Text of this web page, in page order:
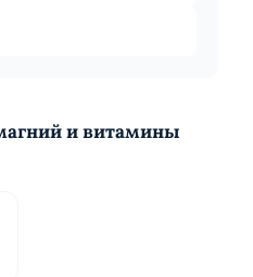
и витамины